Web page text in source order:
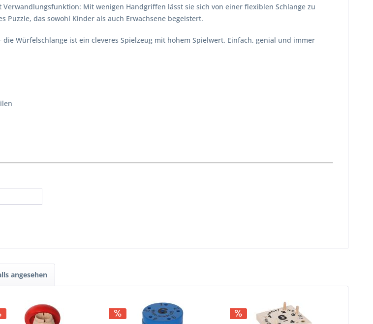
Mit wenigen Handgriffen lässt sie sich von einer flexiblen Schlange zu
das sowohl Kinder als auch Erwachsene begeistert.
Würfelschlange ist ein cleveres Spielzeug mit hohem Spielwert. Einfach, genial und immer
angesehen